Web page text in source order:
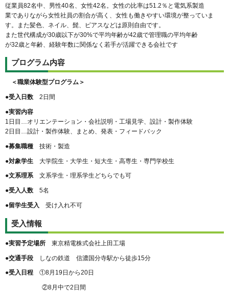
従業員82名中、男性40名、女性42名。女性の比率は51.2％と電気系製造
業でありながら女性社員の割合が高く、女性も働きやすい環境が整っていま
す。また髪色、ネイル、髭、ピアスなどは原則自由です。
また世代構成が30歳以下が30%で平均年齢が42歳で管理職の平均年齢
が32歳と年齢、経験年数に関係なく若手が活躍できる会社です
プログラム内容
＜職業体験型プログラム＞
●受入日数 2日間
●実習内容
1日目…オリエンテーション・会社説明・工場見学、設計・製作体験
2日目…設計・製作体験、まとめ、発表・フィードバック
●募集職種 技術・製造
●対象学生 大学院生・大学生・短大生・高専生・専門学校生
●文系理系文系学生・理系学生どちらでも可
●受入人数 5名
●留学生受入 受け入れ不可
受入情報
●実習予定場所 東京精電株式会社上田工場
●交通手段 しなの鉄道 信濃国分寺駅から徒歩15分
●受入日程 ①8月19日から20日
②8月中で2日間